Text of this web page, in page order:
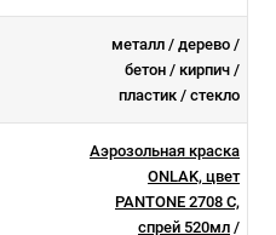
металл / дерево /
бетон / кирпич /
пластик / стекло
Аэрозольная краска
ONLAK, цвет
PANTONE 2708 C,
спрей 520мл /